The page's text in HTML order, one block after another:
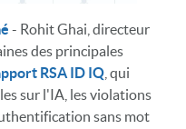
- Rohit Ghai, directeur
des principales
RSA ID IQ , qui
sur l'IA, les violations
sans mot